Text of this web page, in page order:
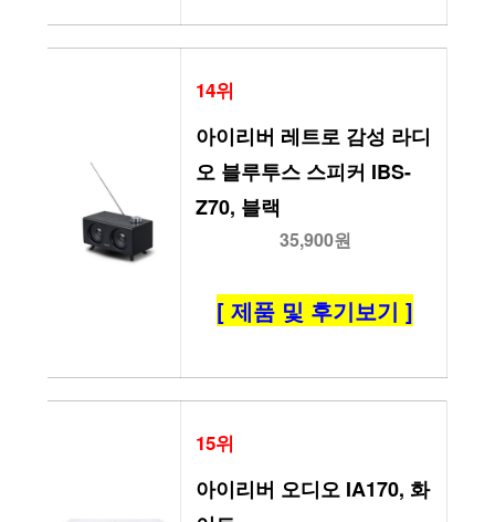
14위
아이리버 레트로 감성 라디
오 블루투스 스피커 IBS-
Z70, 블랙
35,900원
[ 제품 및 후기보기 ]
15위
아이리버 오디오 IA170, 화